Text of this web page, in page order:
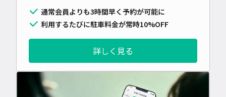
通常会員よりも3時間早く予約が可能に
利用するたびに駐車料金が常時10%OFF
詳しく見る